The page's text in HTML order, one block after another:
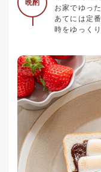
晩酌
お家でゆっ
あてには定
時をゆっく